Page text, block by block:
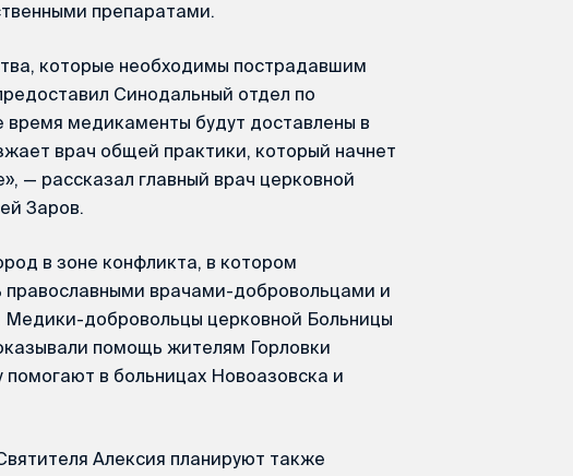
препаратами.
которые необходимы пострадавшим
Синодальный отдел по
медикаменты будут доставлены в
врач общей практики, который начнет
— рассказал главный врач церковной
Заров.
в зоне конфликта, в котором
врачами-добровольцами и
Медики-добровольцы церковной Больницы
помощь жителям Горловки
помогают в больницах Новоазовска и
Алексия планируют также